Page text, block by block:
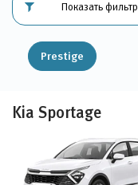
Показать фильтр
Prestige
Kia Sportage